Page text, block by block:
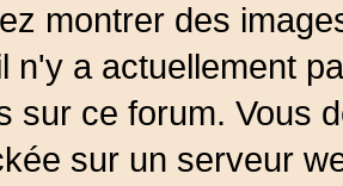
montrer des
n'y a actuellement
sur ce forum. Vous
sur un serveur